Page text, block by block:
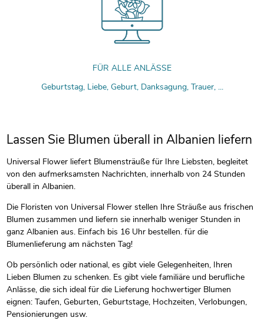
FÜR ALLE ANLÄSSE
Geburtstag, Liebe, Geburt, Danksagung, Trauer, ...
Lassen Sie Blumen überall in Albanien liefern
Universal Flower liefert Blumensträuße für Ihre Liebsten, begleitet
von den aufmerksamsten Nachrichten, innerhalb von 24 Stunden
überall in Albanien.
Die Floristen von Universal Flower stellen Ihre Sträuße aus frischen
Blumen zusammen und liefern sie innerhalb weniger Stunden in
ganz Albanien aus. Einfach bis 16 Uhr bestellen. für die
Blumenlieferung am nächsten Tag!
Ob persönlich oder national, es gibt viele Gelegenheiten, Ihren
Lieben Blumen zu schenken. Es gibt viele familiäre und berufliche
Anlässe, die sich ideal für die Lieferung hochwertiger Blumen
eignen: Taufen, Geburten, Geburtstage, Hochzeiten, Verlobungen,
Pensionierungen usw.